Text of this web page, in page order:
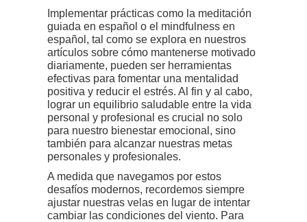
Implementar prácticas como la meditación
guiada en español o el mindfulness en
español, tal como se explora en nuestros
artículos sobre cómo mantenerse motivado
diariamente, pueden ser herramientas
efectivas para fomentar una mentalidad
positiva y reducir el estrés. Al fin y al cabo,
lograr un equilibrio saludable entre la vida
personal y profesional es crucial no solo
para nuestro bienestar emocional, sino
también para alcanzar nuestras metas
personales y profesionales.
A medida que navegamos por estos
desafíos modernos, recordemos siempre
ajustar nuestras velas en lugar de intentar
cambiar las condiciones del viento. Para